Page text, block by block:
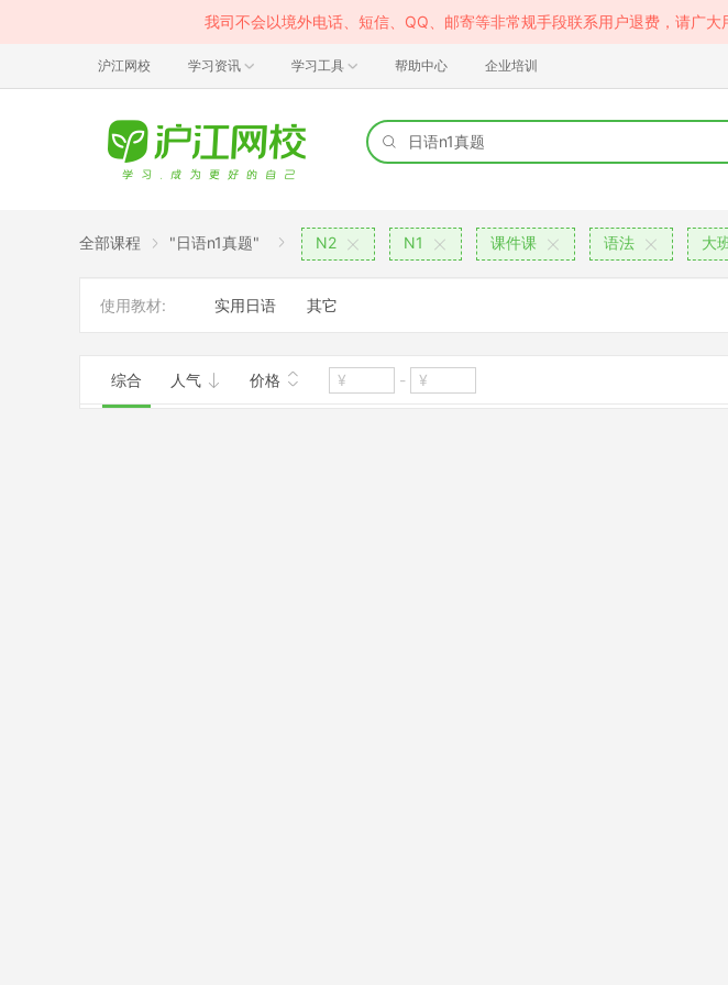
我司不会以境外电话、短信、QQ、邮寄等非常规手段联系用户退费，请广
沪江网校 学习资讯 学习工具 帮助中心 企业培训
全部课程 "日语n1真题" N2 N1 课件课 语法 大
使用教材: 实用日语 其它
综合 人气 价格 -